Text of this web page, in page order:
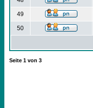
49
50
Seite 1 von 3